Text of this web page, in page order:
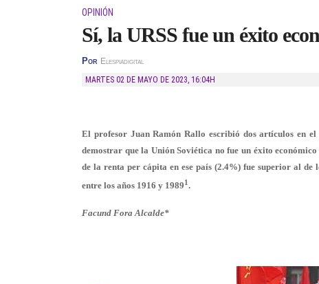
OPINIÓN
Sí, la URSS fue un éxito
Por Elespiadigital
MARTES 02 DE MAYO DE 2023, 16:04H
El profesor Juan Ramón Rallo escribió dos artículos en
demostrar que la Unión Soviética no fue un éxito
de la renta per cápita en ese país (2.4%) fue superior al
entre los años 1916 y 19891.
Facund Fora Alcalde*